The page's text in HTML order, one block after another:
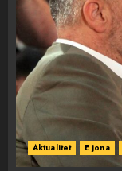
Aktualitet E jona